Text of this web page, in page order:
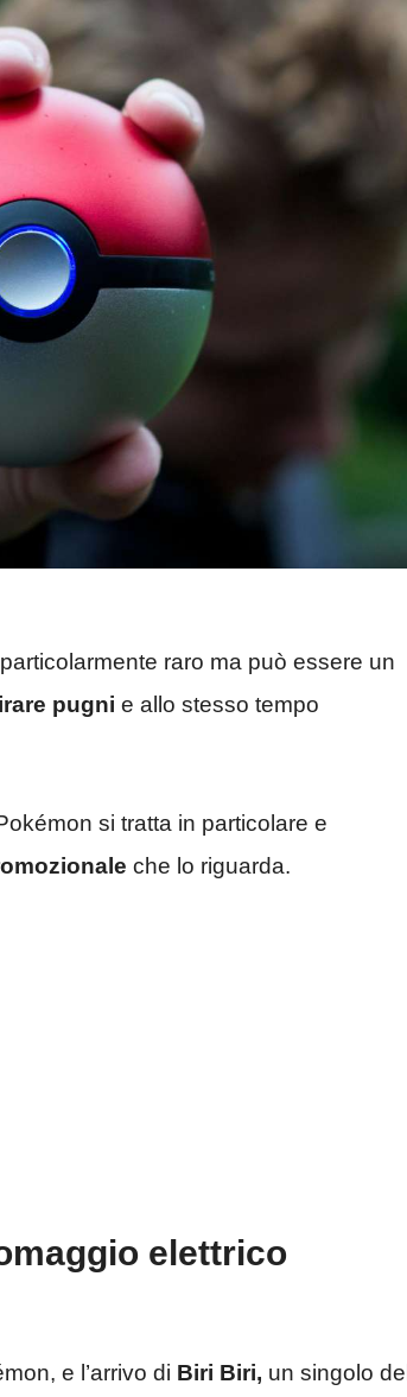
raro ma può essere un
pugni e allo stesso tempo
si tratta in particolare e
che lo riguarda.
elettrico
e l’arrivo di Biri Biri, un singolo del